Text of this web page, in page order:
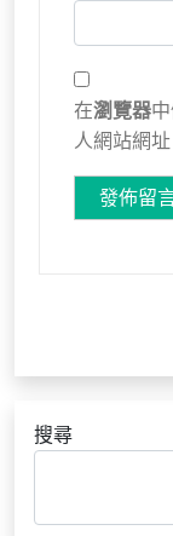
在瀏覽器
人網站網
搜尋